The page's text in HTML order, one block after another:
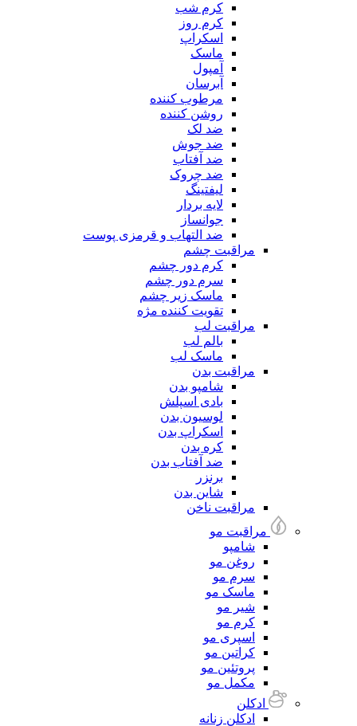
کرم شب
کرم روز
اسکراپ
ماسک
آمپول
آبرسان
مرطوب کننده
روشن کننده
ضد لک
ضد جوش
ضد آفتاب
ضد چروک
لیفتینگ
لایه بردار
جوانساز
ضد التهاب و قرمزی پوست
مراقبت چشم
کرم دور چشم
سرم دور چشم
ماسک زیر چشم
تقویت کننده مژه
مراقبت لب
بالم لب
ماسک لب
مراقبت بدن
شامپو بدن
بادی اسپلش
لوسیون بدن
اسکراپ بدن
کره بدن
ضد آفتاب بدن
برنزر
شاین بدن
مراقبت ناخن
مراقبت مو
شامپو
روغن مو
سرم مو
ماسک مو
شیر مو
کرم مو
اسپری مو
کراتین مو
پروتئین مو
مکمل مو
ادکلن
ادکلن زنانه